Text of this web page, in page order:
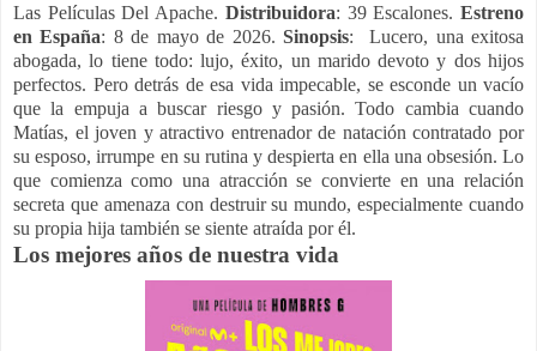
Las Películas Del Apache. Distribuidora: 39 Escalones.Estreno
en España: 8 de mayo de 2026.Sinopsis: Lucero, una exitosa
abogada, lo tiene todo: lujo, éxito, un marido devoto y dos hijos
perfectos. Pero detrás de esa vida impecable, se esconde un vacío
que la empuja a buscar riesgo y pasión. Todo cambia cuando
Matías, el joven y atractivo entrenador de natación contratado por
su esposo, irrumpe en su rutina y despierta en ella una obsesión. Lo
que comienza como una atracción se convierte en una relación
secreta que amenaza con destruir su mundo, especialmente cuando
su propia hija también se siente atraída por él.
Los mejores años de nuestra vida